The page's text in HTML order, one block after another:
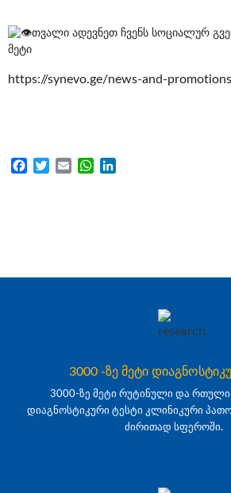
თვალი ადევნეთ ჩვენს სოციალურ
მეტი
https://synevo.ge/news-and-
FacebookTwitter
Email WhatsApp
3000 -ზე მეტი
3000-ზე მეტი რუტინული და რთული
დიაგნოსტიკური ტესტი კლინიკური
ძირითად სფეროში.